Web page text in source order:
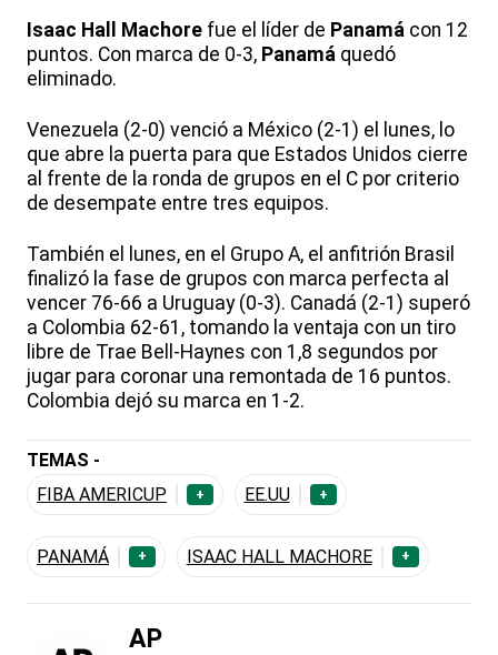
Isaac Hall Machore fue el líder de Panamá con 12
puntos. Con marca de 0-3, Panamá quedó
eliminado.
Venezuela (2-0) venció a México (2-1) el lunes, lo
que abre la puerta para que Estados Unidos cierre
al frente de la ronda de grupos en el C por criterio
de desempate entre tres equipos.
También el lunes, en el Grupo A, el anfitrión Brasil
finalizó la fase de grupos con marca perfecta al
vencer 76-66 a Uruguay (0-3). Canadá (2-1) superó
a Colombia 62-61, tomando la ventaja con un tiro
libre de Trae Bell-Haynes con 1,8 segundos por
jugar para coronar una remontada de 16 puntos.
Colombia dejó su marca en 1-2.
TEMAS -
FIBA AMERICUP
+ EE.UU +
PANAMÁ + ISAAC HALL MACHORE +
AP